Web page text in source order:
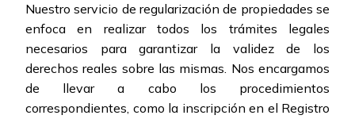
Nuestro servicio de regularización de propiedades se
enfoca en realizar todos los trámites legales
necesarios para garantizar la validez de los
derechos reales sobre las mismas. Nos encargamos
de llevar a cabo los procedimientos
correspondientes, como la inscripción en el Registro